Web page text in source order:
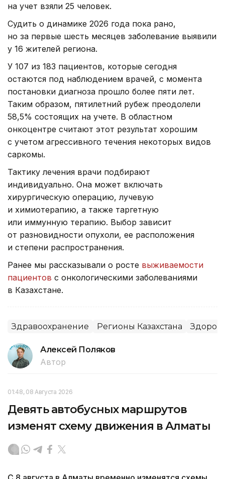
на учет взяли 25 человек.
Судить о динамике 2026 года пока рано,
но за первые шесть месяцев заболевание выявили
у 16 жителей региона.
У 107 из 183 пациентов, которые сегодня
остаются под наблюдением врачей, с момента
постановки диагноза прошло более пяти лет.
Таким образом, пятилетний рубеж преодолели
58,5% состоящих на учете. В областном
онкоцентре считают этот результат хорошим
с учетом агрессивного течения некоторых видов
саркомы.
Тактику лечения врачи подбирают
индивидуально. Она может включать
хирургическую операцию, лучевую
и химиотерапию, а также таргетную
или иммунную терапию. Выбор зависит
от разновидности опухоли, ее расположения
и степени распространения.
Ранее мы рассказывали о росте выживаемости
пациентов с онкологическими заболеваниями
в Казахстане.
Здравоохранение Регионы Казахстана
Алексей Поляков
Автор
01:48, 08 Августа 2026
Девять автобусных маршрутов
изменят схему движения в Алматы